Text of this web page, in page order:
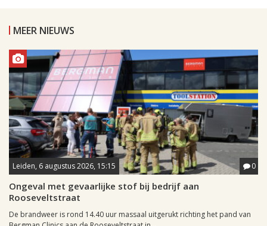
MEER NIEUWS
Leiden, 6 augustus 2026, 15:15 0
Ongeval met gevaarlijke stof bij bedrijf aan
Rooseveltstraat
De brandweer is rond 14.40 uur massaal uitgerukt richting het pand van